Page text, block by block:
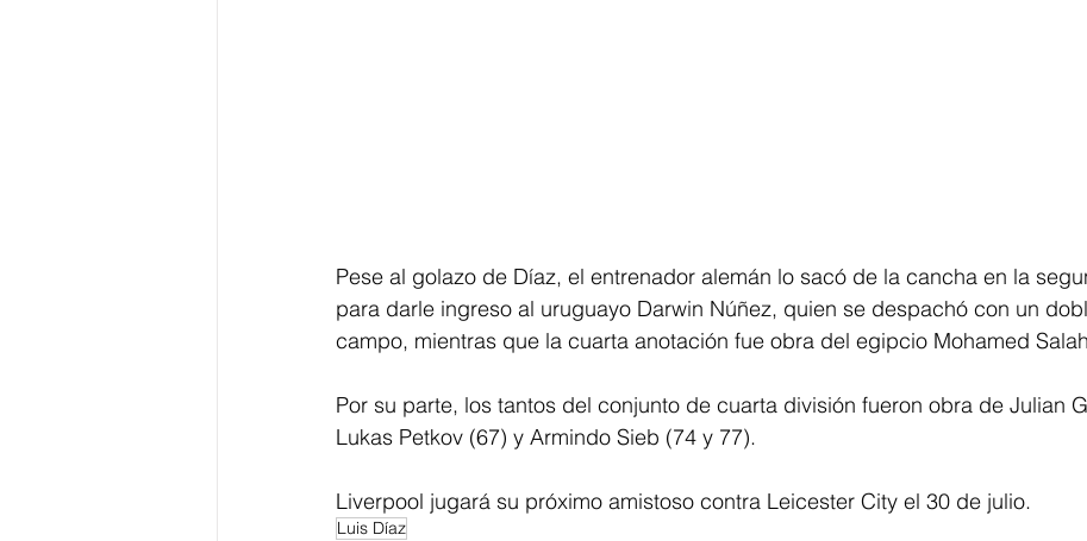
Pese al golazo de Díaz, el entrenador alemán lo sacó de la cancha en la
para darle ingreso al uruguayo Darwin Núñez, quien se despachó con un
campo, mientras que la cuarta anotación fue obra del egipcio Mohamed
Por su parte, los tantos del conjunto de cuarta división fueron obra de Julian
Lukas Petkov (67) y Armindo Sieb (74 y 77).
Liverpool jugará su próximo amistoso contra Leicester City el 30 de julio.
Luis Díaz